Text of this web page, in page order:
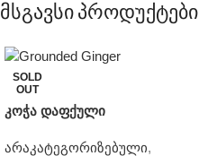
მსგავსი პროდუქტები
SOLD
OUT
კოჭა დაფქული
არაკატეგორიზებული,